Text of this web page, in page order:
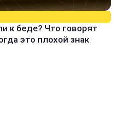
к беде? Что говорят
это плохой знак